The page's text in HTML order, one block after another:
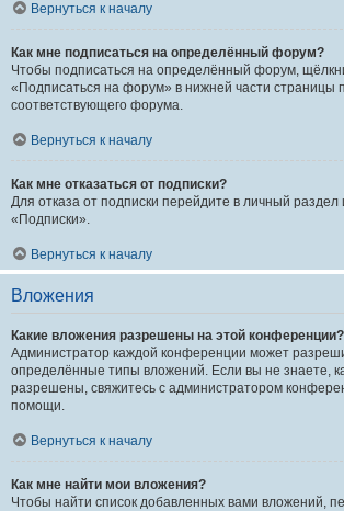
Вернуться к началу
Как мне подписаться на определённый форум?
Чтобы подписаться на определённый форум,
«Подписаться на форум» в нижней части страницы
соответствующего форума.
Вернуться к началу
Как мне отказаться от подписки?
Для отказа от подписки перейдите в личный
«Подписки».
Вернуться к началу
Вложения
Какие вложения разрешены на этой конференции?
Администратор каждой конференции может
определённые типы вложений. Если вы не знаете,
разрешены, свяжитесь с администратором
помощи.
Вернуться к началу
Как мне найти мои вложения?
Чтобы найти список добавленных вами вложений,